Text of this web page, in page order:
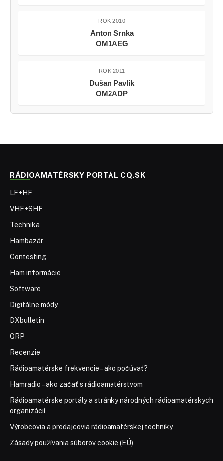
ROK 2010
Anton Srnka
OM1AEG
ROK 2011
Dušan Pavlík
OM2ADP
RÁDIOAMATÉRSKY PORTÁL CQ.SK
LF+HF
VHF+SHF
Technika
Hambazár
Contesting
Ham informácie
Software
Digitálne módy
DXbulletin
QRP
Recenzie
Rádioamatérske frekvencie – ako počúvať?
Hamradio – ako začať s rádioamatérstvom
Rádioamatérske portály a stránky národných rádioamatérskych
organizácií
Výrobcovia a predajcovia rádioamatérskej techniky
Zásady používania súborov cookie (EÚ)